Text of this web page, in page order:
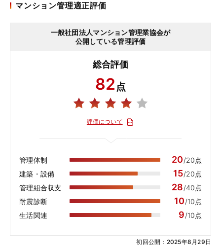
マンション管理適正評価
一般社団法人マンション管理業協会が
公開している管理評価
総合評価
82 点
評価について
管理体制 20/20点
建築・設備
15/20点
管理組合収支
28/40点
耐震診断
10/10点
生活関連
9/10点
初回公開：2025年8月29日